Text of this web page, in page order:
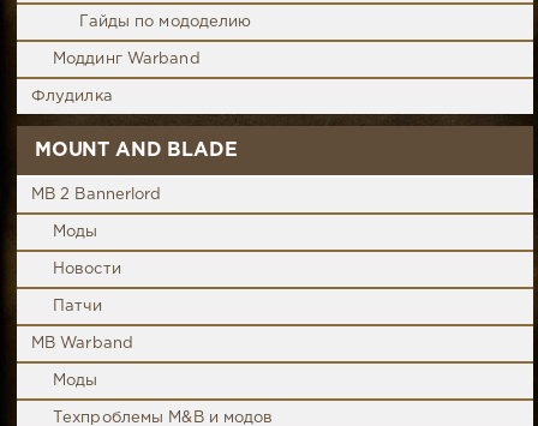
Гайды по мододелию
Моддинг Warband
Флудилка
MOUNT AND BLADE
MB 2 Bannerlord
Моды
Новости
Патчи
MB Warband
Моды
Техпроблемы M&B и модов